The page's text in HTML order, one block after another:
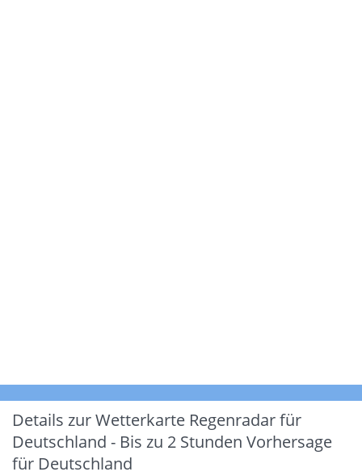
Details zur Wetterkarte Regenradar für
Deutschland - Bis zu 2 Stunden Vorhersage
für Deutschland